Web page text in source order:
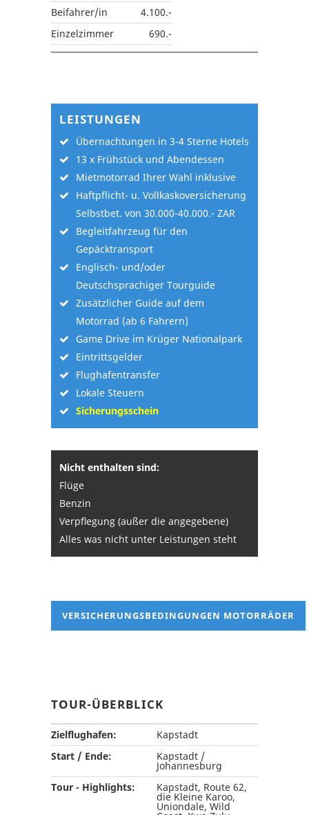
Beifahrer/in
4.100.-
Einzelzimmer
690.-
LEISTUNGEN
Übernachtungen in 3-4 Sterne Hotels
13 x Frühstück und Abendessen
Mietmotorrad Ihrer Wahl inklusive
Haftpflicht- u. Vollkaskoversicherung
Selbstbet. von 30.000-40.000.- ZAR
Begleitfahrzeug für den
Gepäcktransport
Englisch- und/oder
Deutschsprachiger Tourguide
Zusätzlicher Guide auf dem
Motorrad (ab 6 Fahrern)
Game Drive im Krüger Nationalpark
Eintrittsgelder
Flughafentransfer
Lokale Steuern
Sicherungsschein
Nicht enthalten sind:
Flüge
Benzin
Verpflegung (außer die angegebene)
Alles was nicht unter Leistungen steht
VERSICHERUNGSBEDINGUNGEN MOTORRÄDER
TOUR-ÜBERBLICK
Zielflughafen:
Kapstadt
Start / Ende:
Kapstadt /
Johannesburg
Tour - Highlights:
Kapstadt, Route 62,
die Kleine Karoo,
Uniondale, Wild